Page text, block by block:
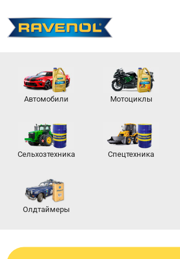
Автомобили Мотоциклы
Сельхозтехника Спецтехника
Олдтаймеры